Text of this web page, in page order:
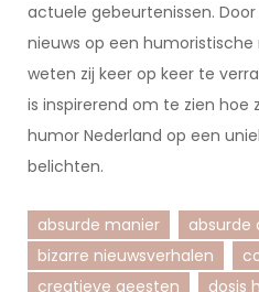
actuele gebeurtenissen.
nieuws op een
weten zij keer op keer te
is inspirerend om te zien
humor Nederland op een
belichten.
absurde manier absurde
bizarre nieuwsverhalen
creatieve geesten
dosis